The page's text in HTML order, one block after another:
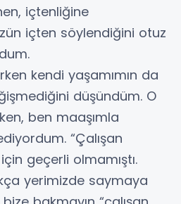
içtenliğine
içten söylendiğini otuz
kendi yaşamımın da
düşündüm. O
ben maaşımla
“Çalışan
geçerli olmamıştı.
yerimizde saymaya